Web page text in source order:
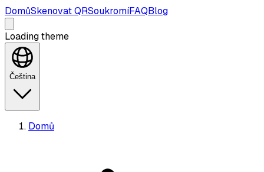
DomůSkenovat QRSoukromíFAQBlog
Loading theme
Čeština
Domů